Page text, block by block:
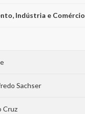
Indústria e Comércio
Sachser
Cruz